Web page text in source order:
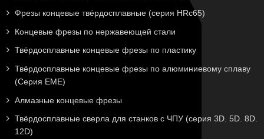
Фрезы концевые твёрдосплавные (серия HRc65)
Концевые фрезы по нержавеющей стали
Твёрдосплавные концевые фрезы по пластику
Твёрдосплавные концевые фрезы по алюминиевому сплаву
(Серия EME)
Алмазные концевые фрезы
Твёрдосплавные сверла для станков с ЧПУ (серия 3D. 5D. 8D.
12D)